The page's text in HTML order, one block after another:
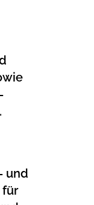
und
für